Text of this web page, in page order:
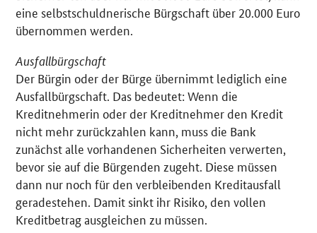
eine selbstschuldnerische Bürgschaft über 20.000 Euro
übernommen werden.
Ausfallbürgschaft
Der Bürgin oder der Bürge übernimmt lediglich eine
Ausfallbürgschaft. Das bedeutet: Wenn die
Kreditnehmerin oder der Kreditnehmer den Kredit
nicht mehr zurückzahlen kann, muss die Bank
zunächst alle vorhandenen Sicherheiten verwerten,
bevor sie auf die Bürgenden zugeht. Diese müssen
dann nur noch für den verbleibenden Kreditausfall
geradestehen. Damit sinkt ihr Risiko, den vollen
Kreditbetrag ausgleichen zu müssen.